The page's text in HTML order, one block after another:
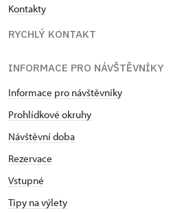
Kontakty
RYCHLÝ KONTAKT
INFORMACE PRO NÁVŠTĚVNÍKY
Informace pro návštěvníky
Prohlídkové okruhy
Návštěvní doba
Rezervace
Vstupné
Tipy na výlety